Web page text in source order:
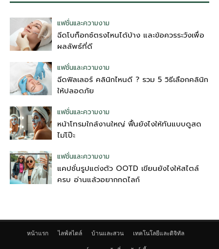
แฟชั่นและความงาม
ฉีดโบท็อกซ์ตรงไหนได้บ้าง และข้อควรระวังเพื่อ
ผลลัพธ์ที่ดี
แฟชั่นและความงาม
ฉีดฟิลเลอร์ คลินิกไหนดี ? รวม 5 วิธีเลือกคลินิก
ให้ปลอดภัย
แฟชั่นและความงาม
หน้าโทรมใกล้งานใหญ่ ฟื้นยังไงให้ทันแบบดูสด
ไม่โป๊ะ
แฟชั่นและความงาม
แคปชั่นรูปแต่งตัว OOTD เขียนยังไงให้สไตล์
ครบ อ่านแล้วอยากกดไลก์
หน้าแรก ไลฟ์สไตล์ บ้านและสวน เทคโนโลยีและดิจิทัล